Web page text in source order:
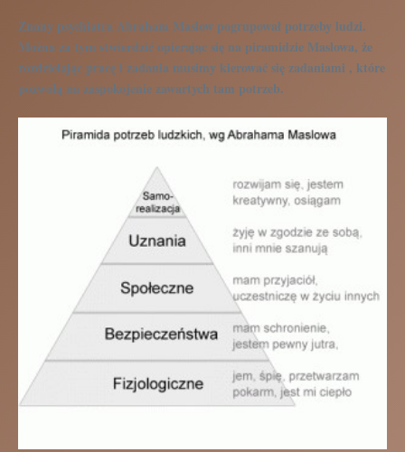
Znany psychiatra Abraham Maslow pogrupował potrzeby ludzi.
Można za tym stwierdzić opierając się na piramidzie Maslowa, że
rozdzielając pracę i zadania musimy kierować się zadaniami , które
pozwolą na zaspokojenie zawartych tam potrzeb.